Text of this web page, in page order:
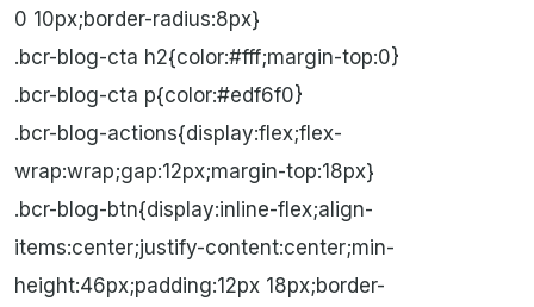
0 10px;border-radius:8px}
.bcr-blog-cta h2{color:#fff;margin-top:0}
.bcr-blog-cta p{color:#edf6f0}
.bcr-blog-actions{display:flex;flex-
wrap:wrap;gap:12px;margin-top:18px}
.bcr-blog-btn{display:inline-flex;align-
items:center;justify-content:center;min-
height:46px;padding:12px 18px;border-